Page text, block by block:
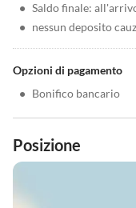
• Saldo finale:
• nessun deposito
Opzioni di pagamento
• Bonifico bancario
Posizione